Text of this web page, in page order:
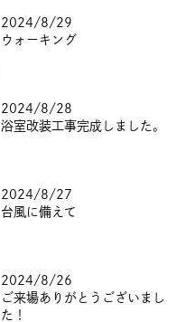
2024/8/29
ウォーキング
2024/8/28
浴室改装工事完成しました。
2024/8/27
台風に備えて
2024/8/26
ご来場ありがとうございまし
た！